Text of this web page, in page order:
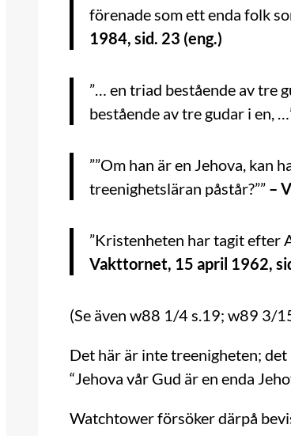
förenade som ett enda folk
1984, sid. 23 (eng.)
”… en triad bestående av tre
bestående av tre gudar i en,
””Om han är en Jehova, kan
treenighetsläran påstår?”” –
”Kristenheten har tagit efter
Vakttornet, 15 april 1962,
(Se även w88 1/4 s.19; w89 3/
Det här är inte treenigheten;
“Jehova vår Gud är en enda
Watchtower försöker därpå